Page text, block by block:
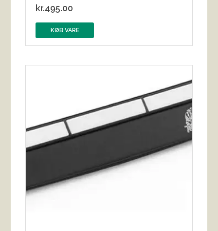
kr.495.00
KØB VARE